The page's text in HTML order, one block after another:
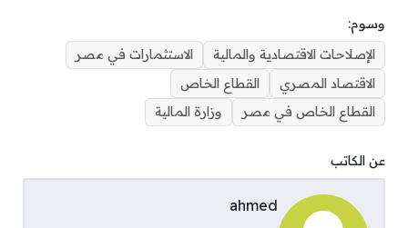
وسوم:
الإصلاحات الاقتصادية والمالية
الاستثمارات في مصر
الاقتصاد المصري
القطاع الخاص
القطاع الخاص في مصر
وزارة المالية
عن الكاتب
ahmed